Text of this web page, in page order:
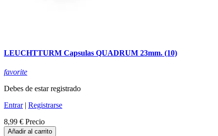
LEUCHTTURM Capsulas QUADRUM 23mm. (10)
favorite
Debes de estar registrado
Entrar| Registrarse
8,99 € Precio
Añadir al carrito